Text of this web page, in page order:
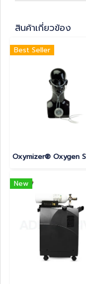
สินค้าเกี่ยวข้อง
Best Seller
New